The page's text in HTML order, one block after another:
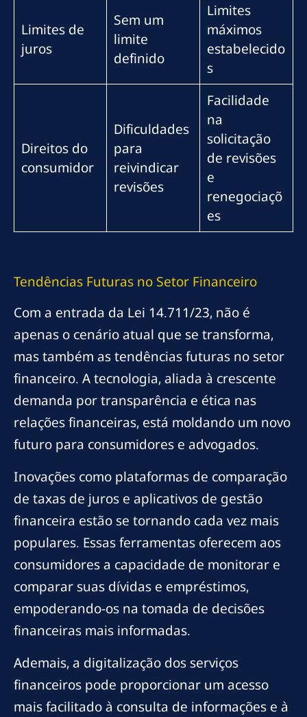
Limites de
juros
Sem um
limite
definido
Limites
máximos
estabelecido
s
Direitos do
consumidor
Dificuldades
para
reivindicar
revisões
Facilidade
na
solicitação
de revisões
e
renegociaçõ
es
Tendências Futuras no Setor Financeiro
Com a entrada da Lei 14.711/23, não é
apenas o cenário atual que se transforma,
mas também as tendências futuras no setor
financeiro. A tecnologia, aliada à crescente
demanda por transparência e ética nas
relações financeiras, está moldando um novo
futuro para consumidores e advogados.
Inovações como plataformas de comparação
de taxas de juros e aplicativos de gestão
financeira estão se tornando cada vez mais
populares. Essas ferramentas oferecem aos
consumidores a capacidade de monitorar e
comparar suas dívidas e empréstimos,
empoderando-os na tomada de decisões
financeiras mais informadas.
Ademais, a digitalização dos serviços
financeiros pode proporcionar um acesso
mais facilitado à consulta de informações e à